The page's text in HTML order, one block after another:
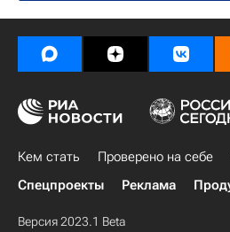
Кем стать Проверено на себе
Спецпроекты
Реклама
Версия 2023.1 Beta